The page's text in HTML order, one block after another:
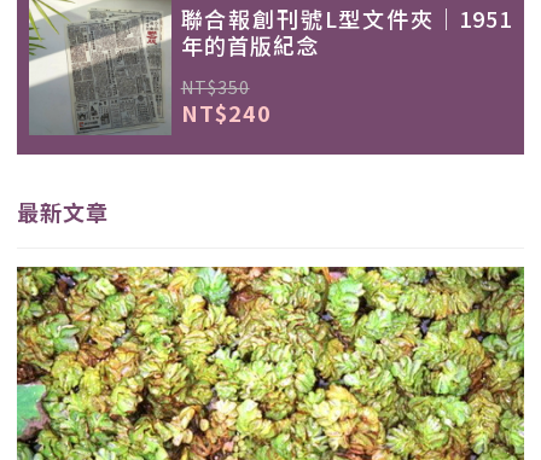
聯合報創刊號L型文件夾｜1951
年的首版紀念
NT$350
NT$240
最新文章